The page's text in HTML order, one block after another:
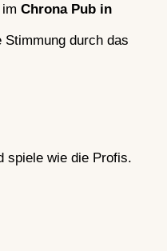
Chrona Pub in
Stimmung durch das
spiele wie die Profis.